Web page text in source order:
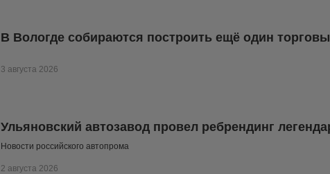
В Вологде собираются построить ещё один
3 августа 2026
Ульяновский автозавод провел ребрендинг
Новости российского автопрома
2 августа 2026